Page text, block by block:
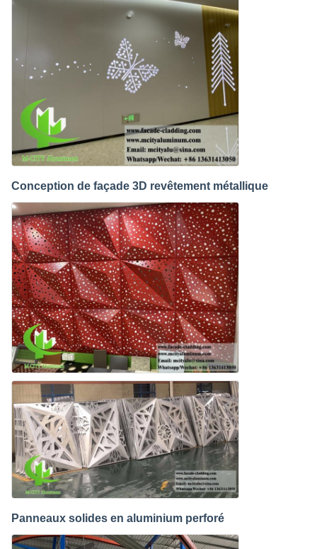
Conception de façade 3D revêtement métallique
Panneaux solides en aluminium perforé